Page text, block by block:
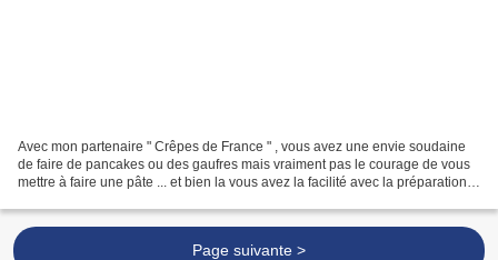
Avec mon partenaire " Crêpes de France " , vous avez une envie soudaine
de faire de pancakes ou des gaufres mais vraiment pas le courage de vous
mettre à faire une pâte ... et bien la vous avez la facilité avec la préparation
Page suivante >